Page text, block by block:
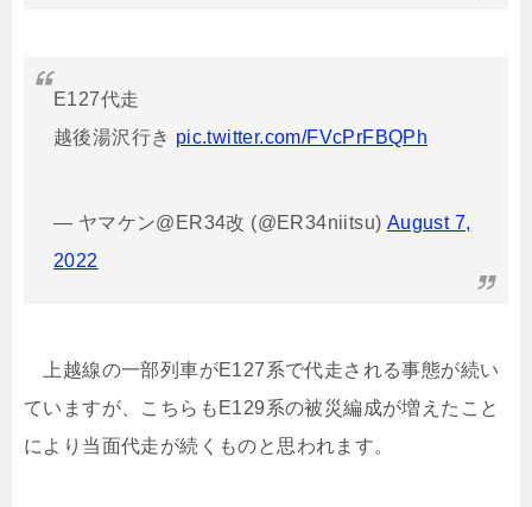
E127代走
越後湯沢行き pic.twitter.com/FVcPrFBQPh
— ヤマケン@ER34改 (@ER34niitsu) August 7,
2022
上越線の一部列車がE127系で代走される事態が続い
ていますが、こちらもE129系の被災編成が増えたこと
により当面代走が続くものと思われます。